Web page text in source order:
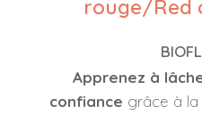
rouge/Red
Apprenez à
confiance grâce à la